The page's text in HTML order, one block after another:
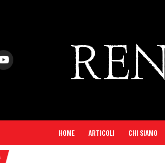
HOME ARTICOLI CHI SIAMO